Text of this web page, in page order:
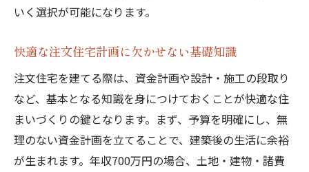
いく選択が可能になります。
快適な注文住宅計画に欠かせない基礎知識
注文住宅を建てる際は、資金計画や設計・施工の段取り
など、基本となる知識を身につけておくことが快適な住
まいづくりの鍵となります。まず、予算を明確にし、無
理のない資金計画を立てることで、建築後の生活に余裕
が生まれます。年収700万円の場合、土地・建物・諸費